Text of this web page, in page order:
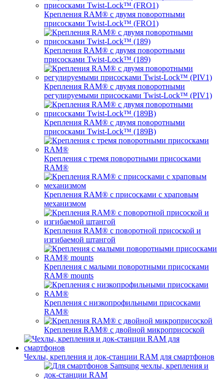
Крепления RAM® с двумя поворотными
присосками Twist-Lock™ (FRO1)
Крепления RAM® с двумя поворотными
присосками Twist-Lock™ (189)
Крепления RAM® с двумя поворотными
регулируемыми присосками Twist-Lock™ (PIV1)
Крепления RAM® с двумя поворотными
присосками Twist-Lock™ (189B)
Крепления с тремя поворотными присосками
RAM®
Крепления RAM® с присосками с храповым
механизмом
Крепления RAM® с поворотной присоской и
изгибаемой штангой
Крепления с малыми поворотными присосками
RAM® mounts
Крепления с низкопрофильными присосками
RAM®
Крепления RAM® с двойной микроприсоской
Чехлы, крепления и док-станции RAM для смартфонов